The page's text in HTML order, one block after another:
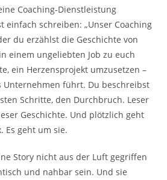
Coaching-Dienstleistung
einfach schreiben: „Unser Coaching
du erzählst die Geschichte von
einem ungeliebten Job zu euch
ein Herzensprojekt umzusetzen –
Unternehmen führt. Du beschreibst
Schritte, den Durchbruch. Leser
Geschichte. Und plötzlich geht
Es geht um sie.
Story nicht aus der Luft gegriffen
und nahbar sein. Und sie